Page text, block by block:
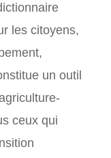
les citoyens,
un outil
ceux qui